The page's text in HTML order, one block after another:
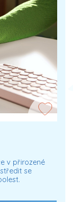
v přirozené
se